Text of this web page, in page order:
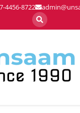
4456-8722